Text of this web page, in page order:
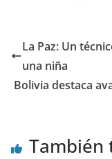
La Paz: Un
una niña
Bolivia destaca
También